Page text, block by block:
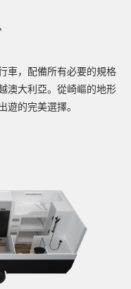
車，配備所有必要的規格
澳大利亞。從崎嶇的地形
遊的完美選擇。